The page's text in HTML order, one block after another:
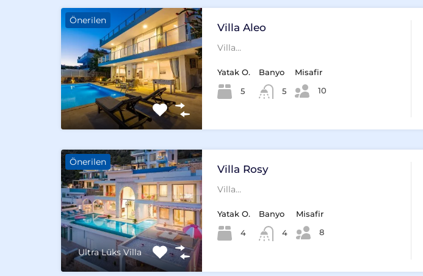
Önerilen
Villa Aleo
Villa…
Yatak O.
5
Banyo
5
Misafir
10
Önerilen
Ultra Lüks Villa
Villa Rosy
Villa…
Yatak O.
4
Banyo
4
Misafir
8